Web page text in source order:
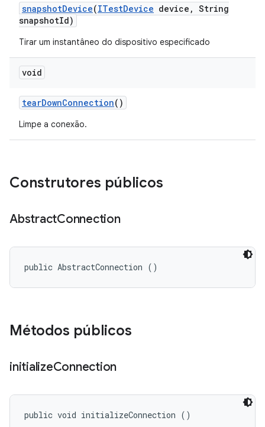
snapshotDevice(ITestDevice device , String
snapshotId)
Tirar um instantâneo do dispositivo especificado
void
tearDownConnection()
Limpe a conexão.
Construtores públicos
AbstractConnection
public AbstractConnection ()
Métodos públicos
initializeConnection
public void initializeConnection ()